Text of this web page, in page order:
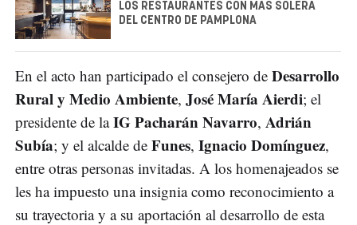
LOS RESTAURANTES CON MÁS SOLERA
DEL CENTRO DE PAMPLONA
En el acto han participado el consejero de Desarrollo
Rural y Medio Ambiente, José María Aierdi; el
presidente de laIG Pacharán Navarro, Adrián
Subía; y el alcalde de Funes, Ignacio Domínguez,
entre otras personas invitadas. A los homenajeados se
les ha impuesto una insignia como reconocimiento a
su trayectoria y a su aportación al desarrollo de esta